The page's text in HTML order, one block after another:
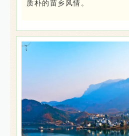
质朴的苗乡风情。